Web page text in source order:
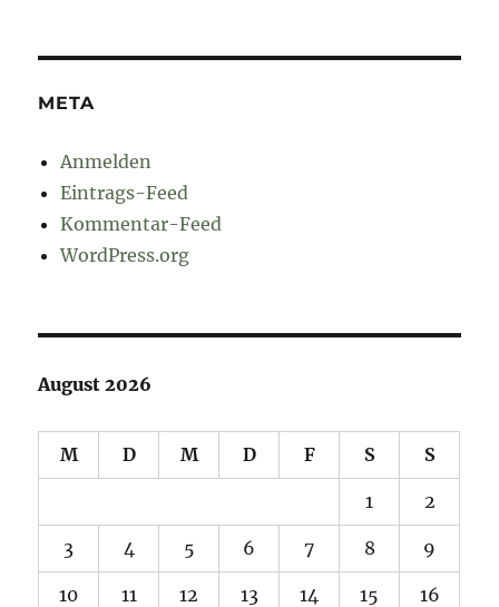
META
Anmelden
Eintrags-Feed
Kommentar-Feed
WordPress.org
August 2026
M D M D F S S
1 2
3 4 5 6 7 8 9
10 11 12 13 14 15 16